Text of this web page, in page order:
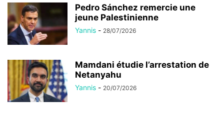
Pedro Sánchez remercie une
jeune Palestinienne
Yannis - 28/07/2026
Mamdani étudie l’arrestation de
Netanyahu
Yannis - 20/07/2026